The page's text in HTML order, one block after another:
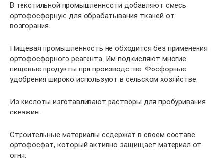
В текстильной промышленности добавляют смесь
ортофосфорную для обрабатывания тканей от
возгорания.
Пищевая промышленность не обходится без применения
ортофосфорного реагента. Им подкисляют многие
пищевые продукты при производстве. Фосфорные
удобрения широко используют в сельском хозяйстве.
Из кислоты изготавливают растворы для пробуривания
скважин.
Строительные материалы содержат в своем составе
ортофосфат, который активно защищает материал от
огня.